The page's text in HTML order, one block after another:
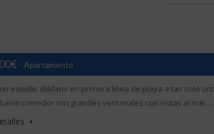
- Apartamento
estudio diáfano en primera linea de playa a tan solo
comedor con grandes ventanales con vistas al mar.…